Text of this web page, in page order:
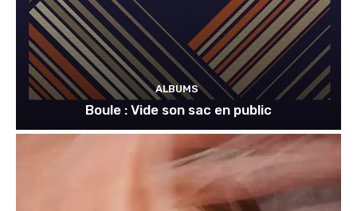
ALBUMS
Boule : Vide son sac en public